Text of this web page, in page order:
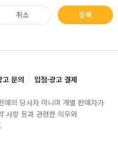
취소 등록
고 문의 입점·광고 결제
매의 당사자 아니며 개별 판매자가
사항 등과 관련한 의무와